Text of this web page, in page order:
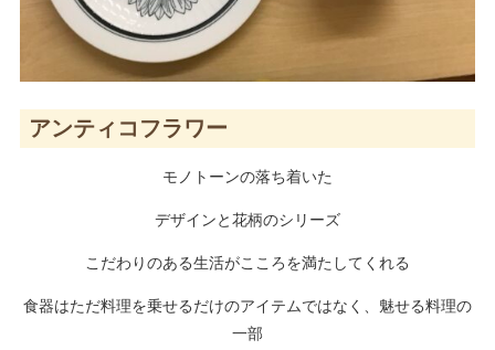
アンティコフラワー
モノトーンの落ち着いた
デザインと花柄のシリーズ
こだわりのある生活がこころを満たしてくれる
食器はただ料理を乗せるだけのアイテムではなく、魅せる料理の
一部